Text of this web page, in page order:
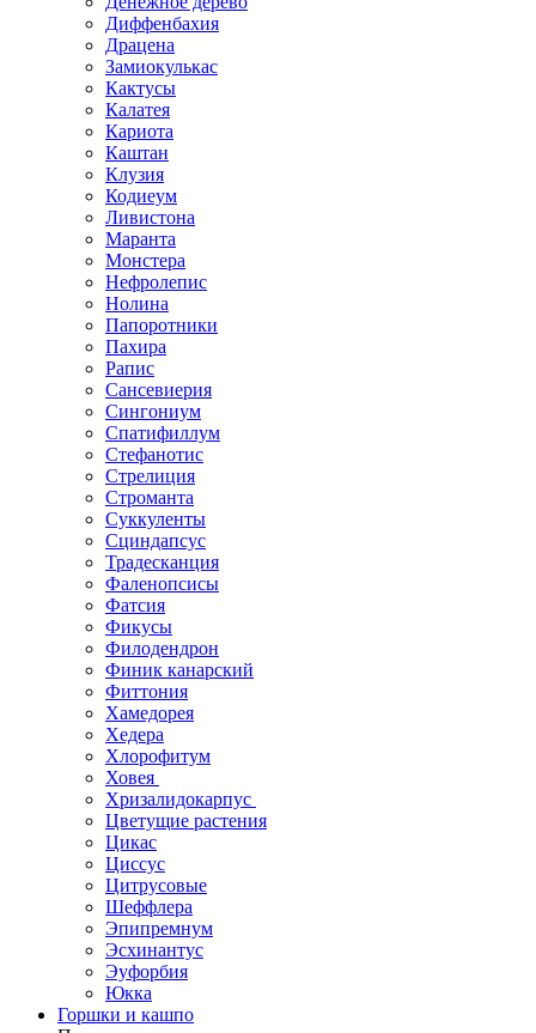
Диффенбахия
Драцена
Замиокулькас
Кактусы
Калатея
Кариота
Каштан
Клузия
Кодиеум
Ливистона
Маранта
Монстера
Нефролепис
Нолина
Папоротники
Пахира
Рапис
Сансевиерия
Сингониум
Спатифиллум
Стефанотис
Стрелиция
Строманта
Суккуленты
Сциндапсус
Традесканция
Фаленопсисы
Фатсия
Фикусы
Филодендрон
Финик канарский
Фиттония
Хамедорея
Хедера
Хлорофитум
Ховея
Хризалидокарпус
Цветущие растения
Цикас
Циссус
Цитрусовые
Шеффлера
Эпипремнум
Эсхинантус
Эуфорбия
Юкка
Горшки и кашпо